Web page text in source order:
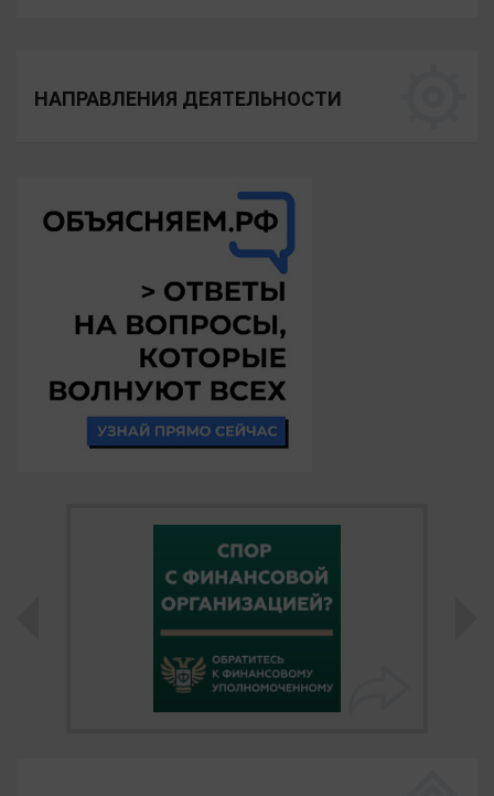
НАПРАВЛЕНИЯ ДЕЯТЕЛЬНОСТИ